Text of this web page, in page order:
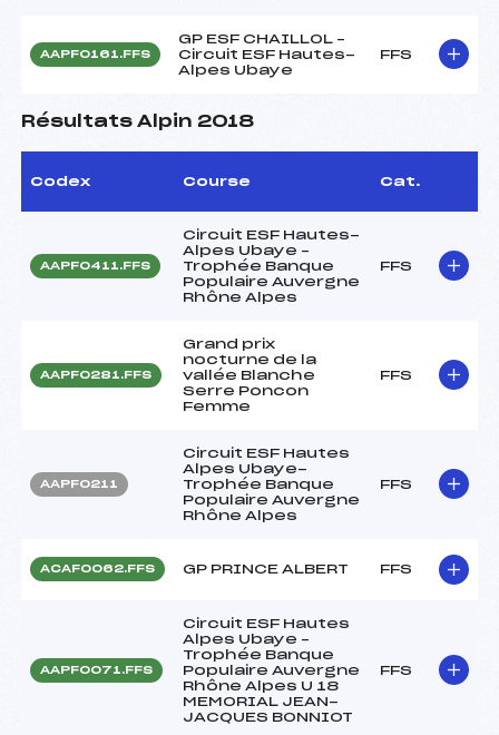
AAPF0161.FFS
GP ESF CHAILLOL –
Circuit ESF Hautes-
Alpes Ubaye
FFS
Résultats Alpin 2018
Codex Course Cat.
AAPF0411.FFS
Circuit ESF Hautes-
Alpes Ubaye –
Trophée Banque
Populaire Auvergne
Rhône Alpes
FFS
AAPF0281.FFS
Grand prix
nocturne de la
vallée Blanche
Serre Poncon
Femme
FFS
AAPF0211
Circuit ESF Hautes
Alpes Ubaye-
Trophée Banque
Populaire Auvergne
Rhône Alpes
FFS
ACAF0062.FFS GP PRINCE ALBERT FFS
AAPF0071.FFS
Circuit ESF Hautes
Alpes Ubaye –
Trophée Banque
Populaire Auvergne
Rhône Alpes U 18
MEMORIAL JEAN-
JACQUES BONNIOT
FFS